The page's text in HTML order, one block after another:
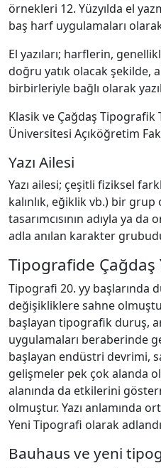
örnekleri 12. Yüzyılda el
baş harf uygulamaları olarak
El yazıları; harflerin,
doğru yatık olacak şekilde,
birbirleriyle bağlı olarak
Klasik ve Çağdaş Tipografik
Üniversitesi Açıköğretim
Yazı Ailesi
Yazı ailesi; çeşitli fiziksel
kalınlık, eğiklik vb.) bir
tasarımcısının adıyla ya
adla anılan karakter
Tipografide Çağdaş
Tipografi 20. yy başlarında
değişikliklere sahne
başlayan tipografik duruş,
uygulamaları beraberinde
başlayan endüstri devrimi,
gelişmeler pek çok alanda
alanında da etkilerini
olmuştur. Yazı anlamında
Yeni Tipografi olarak
Bauhaus ve yeni